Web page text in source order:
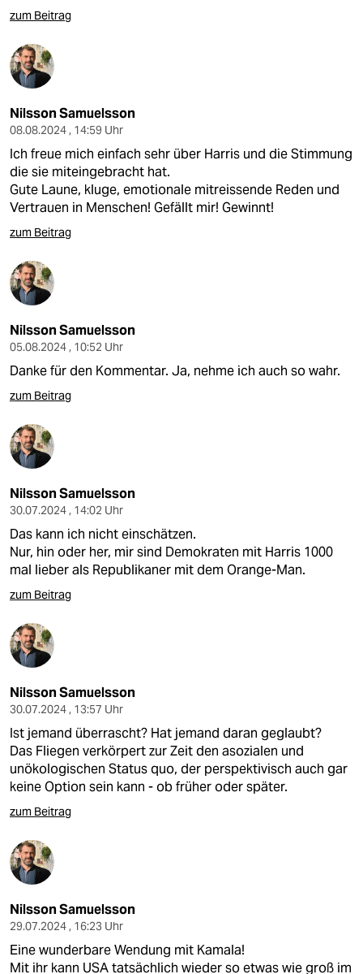
zum Beitrag
Nilsson Samuelsson
08.08.2024 , 14:59 Uhr
Ich freue mich einfach sehr über Harris und die Stimmung
die sie miteingebracht hat.
Gute Laune, kluge, emotionale mitreissende Reden und
Vertrauen in Menschen! Gefällt mir! Gewinnt!
zum Beitrag
Nilsson Samuelsson
05.08.2024 , 10:52 Uhr
Danke für den Kommentar. Ja, nehme ich auch so wahr.
zum Beitrag
Nilsson Samuelsson
30.07.2024 , 14:02 Uhr
Das kann ich nicht einschätzen.
Nur, hin oder her, mir sind Demokraten mit Harris 1000
mal lieber als Republikaner mit dem Orange-Man.
zum Beitrag
Nilsson Samuelsson
30.07.2024 , 13:57 Uhr
Ist jemand überrascht? Hat jemand daran geglaubt?
Das Fliegen verkörpert zur Zeit den asozialen und
unökologischen Status quo, der perspektivisch auch gar
keine Option sein kann - ob früher oder später.
zum Beitrag
Nilsson Samuelsson
29.07.2024 , 16:23 Uhr
Eine wunderbare Wendung mit Kamala!
Mit ihr kann USA tatsächlich wieder so etwas wie groß im